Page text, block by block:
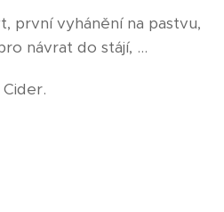
první vyhánění na pastvu,
návrat do stájí, ...
Cider.